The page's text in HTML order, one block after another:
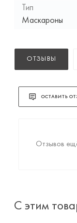
Тип
Маскароны
ОТЗЫВЫ
ОСТАВИТЬ
Отзывов
С этим